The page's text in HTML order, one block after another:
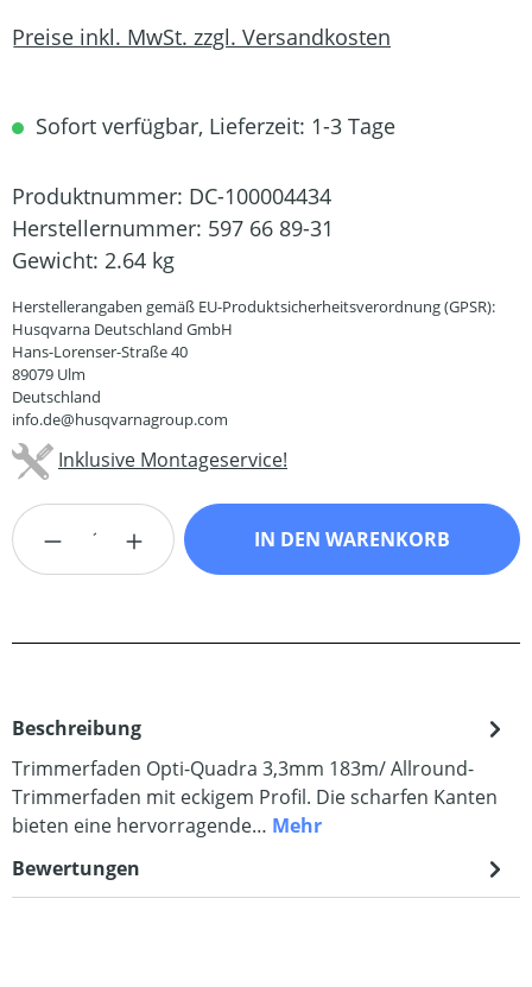
Preise inkl. MwSt. zzgl. Versandkosten
Sofort verfügbar, Lieferzeit: 1-3 Tage
Produktnummer: DC-100004434
Herstellernummer: 597 66 89-31
Gewicht: 2.64 kg
Herstellerangaben gemäß EU-Produktsicherheitsverordnung (GPSR):
Husqvarna Deutschland GmbH
Hans-Lorenser-Straße 40
89079 Ulm
Deutschland
info.de@husqvarnagroup.com
Inklusive Montageservice!
Produkt Anzahl: Gib den gewünschten
IN DEN WARENKORB
Beschreibung
Trimmerfaden Opti-Quadra 3,3mm 183m/ Allround-
Trimmerfaden mit eckigem Profil. Die scharfen Kanten
bieten eine hervorragende… Mehr
Bewertungen